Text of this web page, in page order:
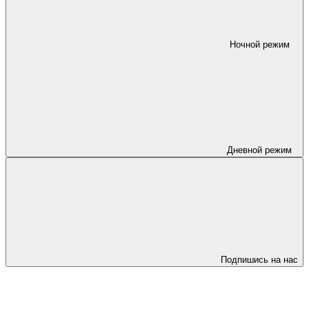
Ночной режим
Дневной режим
Подпишись на нас